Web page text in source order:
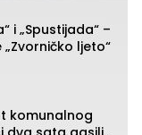
i „Spustijada“ –
ljeto“
komunalnog